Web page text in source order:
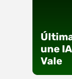
une
Vale